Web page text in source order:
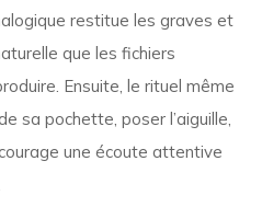
restitue les graves et
que les fichiers
Ensuite, le rituel même
sa pochette, poser l’aiguille,
une écoute attentive